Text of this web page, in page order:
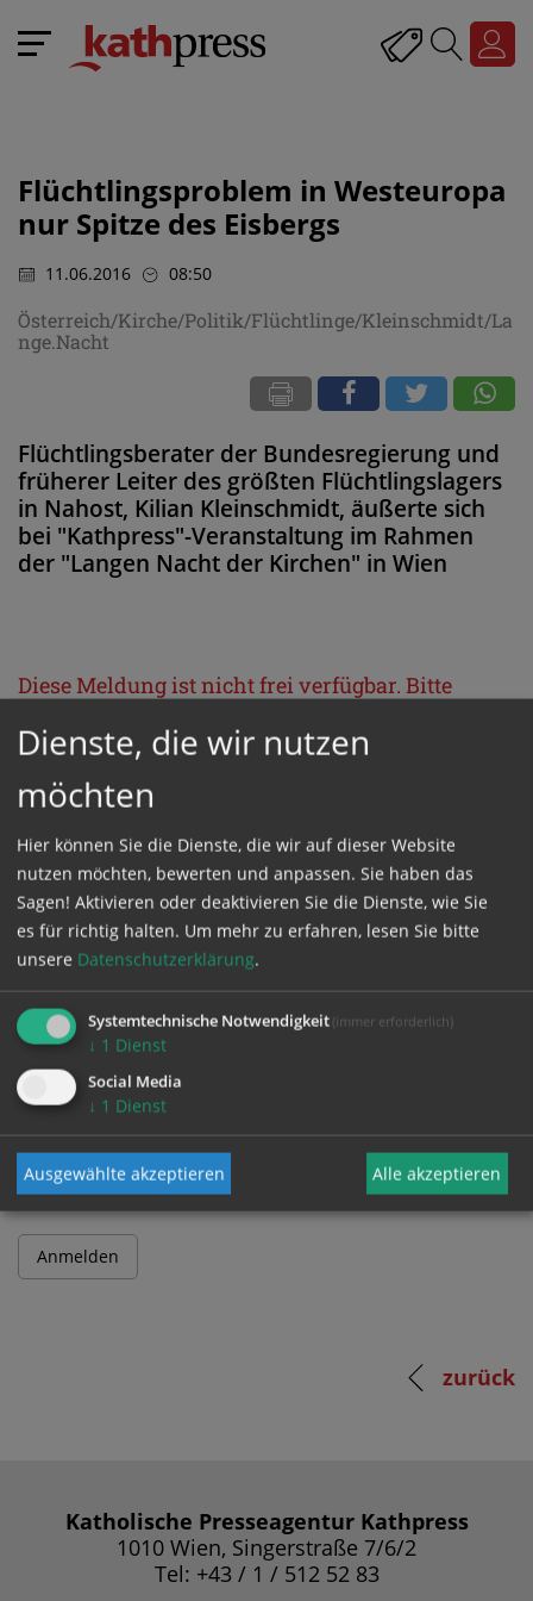
Flüchtlingsproblem in Westeuropa
nur Spitze des Eisbergs
11.06.2016 08:50
Österreich/Kirche/Politik/Flüchtlinge/Kleinschmidt/La
nge.Nacht
Flüchtlingsberater der Bundesregierung und
früherer Leiter des größten Flüchtlingslagers
in Nahost, Kilian Kleinschmidt, äußerte sich
bei "Kathpress"-Veranstaltung im Rahmen
der "Langen Nacht der Kirchen" in Wien
Diese Meldung ist nicht frei verfügbar. Bitte
ProduktKathpress_online.
GESCHÜTZTER BEREICH
Bitte melden Sie sich mit Ihrem Benutzernamen
und Passwort an.
Benutzername
zurück
Katholische Presseagentur Kathpress
1010 Wien, Singerstraße 7/6/2
Tel: +43 / 1 / 512 52 83
Dienste, die wir nutzen
möchten
Hier können Sie die Dienste, die wir auf dieser Website
nutzen möchten, bewerten und anpassen. Sie haben das
Sagen! Aktivieren oder deaktivieren Sie die Dienste, wie Sie
es für richtig halten. Um mehr zu erfahren, lesen Sie bitte
unsere Datenschutzerklärung.
Systemtechnische Notwendigkeit (immer erforderlich)
↓ 1 Dienst
Social Media
↓ 1 Dienst
Ausgewählte akzeptieren Alle akzeptieren